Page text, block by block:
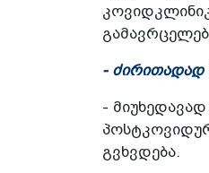
- ძირითადად
-
გვხვდება.